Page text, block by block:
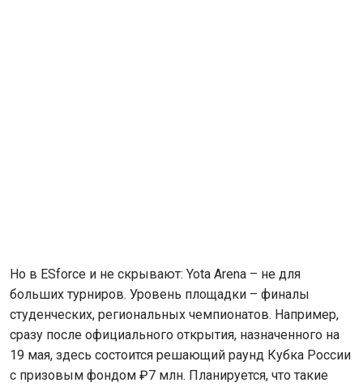
Но в ESforce и не скрывают: Yota Arena – не для
больших турниров. Уровень площадки – финалы
студенческих, региональных чемпионатов. Например,
сразу после официального открытия, назначенного на
19 мая, здесь состоится решающий раунд Кубка России
с призовым фондом ₽7 млн. Планируется, что такие